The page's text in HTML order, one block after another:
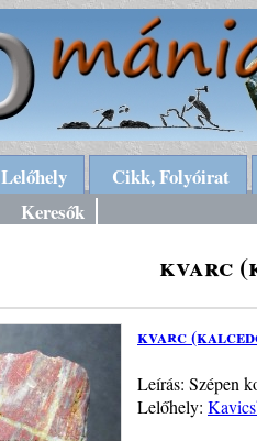
Lelőhely
Cikk, Folyóirat
Keresők
kvarc
kvarc
Leírás: Szépen
Lelőhely: